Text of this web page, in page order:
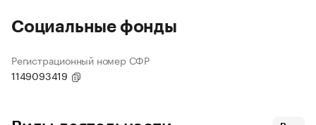
Социальные фонды
Регистрационный номер СФР
1149093419